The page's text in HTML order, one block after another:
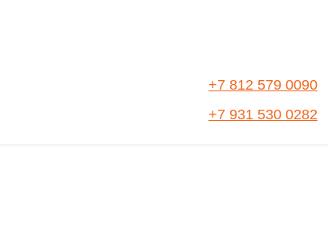
+7 812 579 0090
+7 931 530 0282